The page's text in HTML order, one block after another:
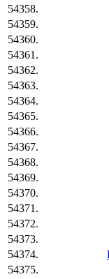
54358.
54359.
54360.
54361.
54362.
54363.
54364.
54365.
54366.
54367.
54368.
54369.
54370.
54371.
54372.
54373.
54374.
54375.